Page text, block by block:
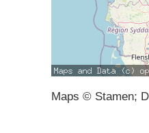
Maps © Stamen;